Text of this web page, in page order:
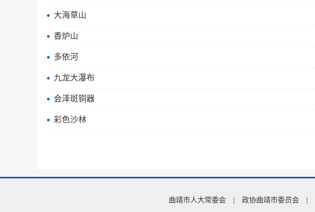
大海草山
香炉山
多依河
九龙大瀑布
会泽斑铜器
彩色沙林
曲靖市人大常委会 政协曲靖市委员会